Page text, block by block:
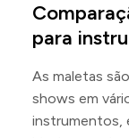
para
As maletas
shows em
instrumentos,